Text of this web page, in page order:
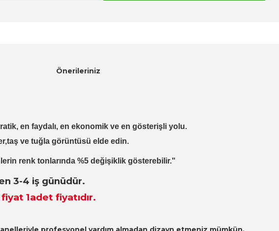
Önerileriniz
en faydalı, en ekonomik ve en gösterişli yolu.
ve tuğla görüntüsü elde edin.
renk tonlarında %5 değişiklik gösterebilir."
3-4 iş günüdür.
1adet fiyatıdır.